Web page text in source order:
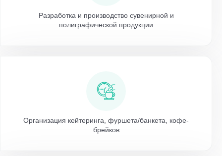
Разработка и производство сувенирной и
полиграфической продукции
Организация кейтеринга, фуршета/банкета, кофе-
брейков